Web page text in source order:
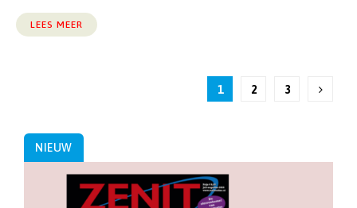
LEES MEER
1 2 3
NIEUW